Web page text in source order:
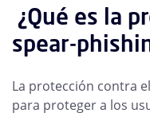
¿Qué es la
spear-
La protección contra
para proteger a los